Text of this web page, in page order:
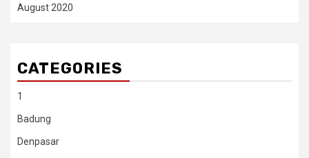
August 2020
CATEGORIES
1
Badung
Denpasar